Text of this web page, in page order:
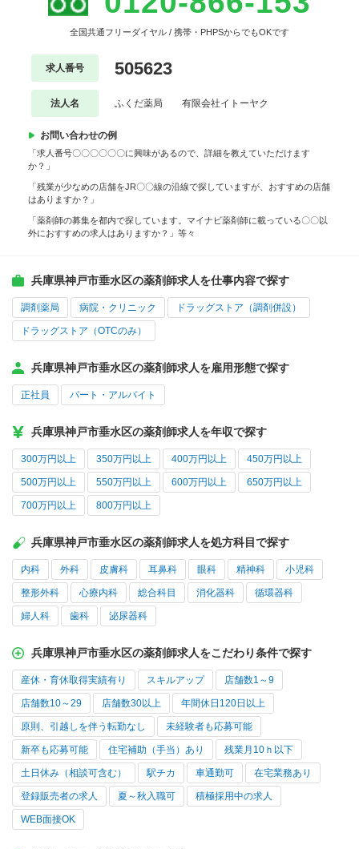
全国共通フリーダイヤル / 携帯・PHPSからでもOKです
求人番号 505623
法人名 ふくだ薬局 有限会社イトーヤク
お問い合わせの例
「求人番号〇〇〇〇〇〇に興味があるので、詳細を教えていただけます
か？」
「残業が少なめの店舗をJR〇〇線の沿線で探していますが、おすすめの店舗
はありますか？」
「薬剤師の募集を都内で探しています。マイナビ薬剤師に載っている〇〇以
外におすすめの求人はありますか？」等々
兵庫県神戸市垂水区の薬剤師求人を仕事内容で探す
調剤薬局 病院・クリニック ドラッグストア（調剤併設）
ドラッグストア（OTCのみ）
兵庫県神戸市垂水区の薬剤師求人を雇用形態で探す
正社員 パート・アルバイト
兵庫県神戸市垂水区の薬剤師求人を年収で探す
300万円以上 350万円以上 400万円以上 450万円以上
500万円以上 550万円以上 600万円以上 650万円以上
700万円以上 800万円以上
兵庫県神戸市垂水区の薬剤師求人を処方科目で探す
内科 外科 皮膚科 耳鼻科 眼科 精神科 小児科
整形外科 心療内科 総合科目 消化器科 循環器科
婦人科 歯科 泌尿器科
兵庫県神戸市垂水区の薬剤師求人をこだわり条件で探す
産休・育休取得実績有り スキルアップ 店舗数1～9
店舗数10～29 店舗数30以上 年間休日120日以上
原則、引越しを伴う転勤なし 未経験者も応募可能
新卒も応募可能 住宅補助（手当）あり 残業月10ｈ以下
土日休み（相談可含む） 駅チカ 車通勤可 在宅業務あり
登録販売者の求人 夏～秋入職可 積極採用中の求人
WEB面接OK